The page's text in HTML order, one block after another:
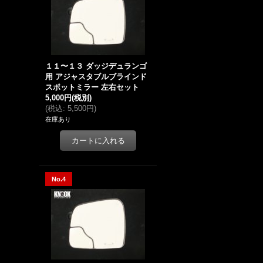
１１〜１３ ダッジデュランゴ
用 アジャスタブルブラインド
スポットミラー 左右セット
5,000円(税別)
(税込: 5,500円)
在庫あり
No.4